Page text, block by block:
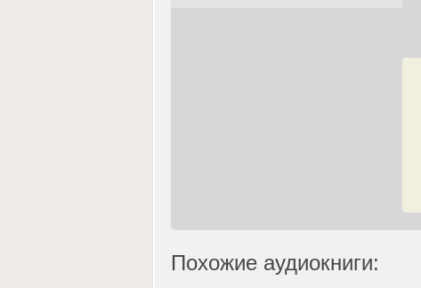
Похожие аудиокниги: